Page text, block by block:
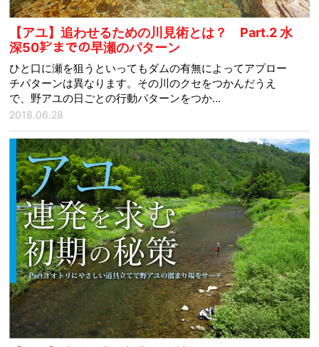
【アユ】追わせるための川見術とは？ Part.2 水
深50㌢までの早瀬のパターン
ひと口に瀬を狙うといってもダムの有無によってアプロー
チパターンは異なります。その川のクセをつかんだうえ
で、野アユの日ごとの行動パターンをつか...
2018.06.28